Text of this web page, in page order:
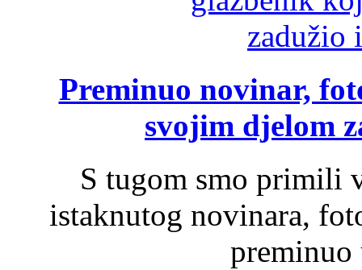
Preminuo novinar,
svojim djelom
S tugom smo primili
istaknutog novinara,